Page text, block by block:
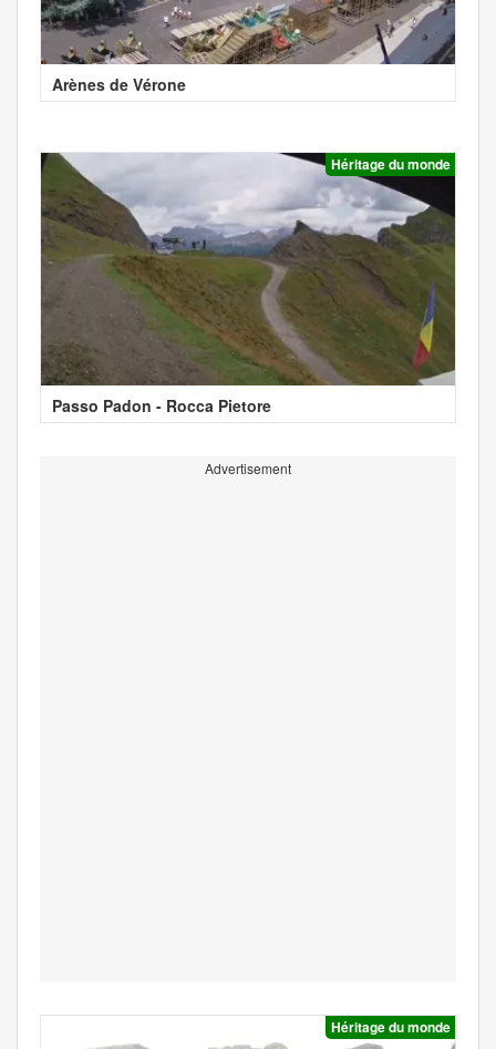
Arènes de Vérone
Héritage du monde
Passo Padon - Rocca Pietore
Advertisement
Héritage du monde